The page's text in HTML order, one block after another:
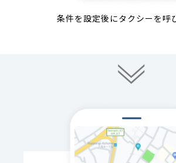
条件を設定後にタクシーを呼